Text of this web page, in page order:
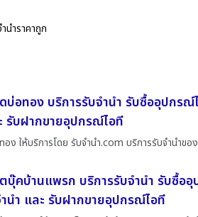
นำราคาถูก
บ่อทอง บริการรับจำนำ รับซื้ออุปกรณ์
รับฝากขายอุปกรณ์ไอที
ง ให้บริการโดย รับจํานํา.com บริการรับจำนำขอ
บุ๊คบ้านแพรก บริการรับจำนำ รับซื้อ
นำ และ รับฝากขายอุปกรณ์ไอที